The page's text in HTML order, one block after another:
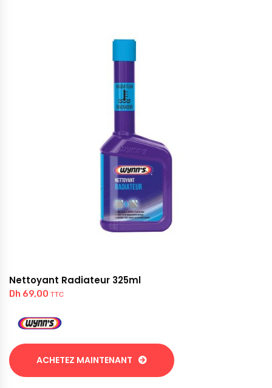
Nettoyant Radiateur 325ml
Dh 69,00 TTC
ACHETEZ MAINTENANT